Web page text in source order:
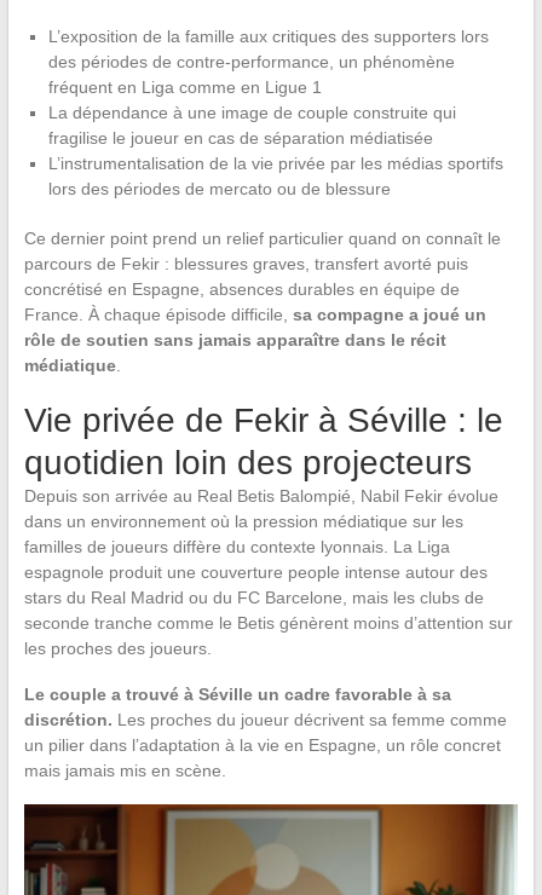
L’exposition de la famille aux critiques des supporters lors
des périodes de contre-performance, un phénomène
fréquent en Liga comme en Ligue 1
La dépendance à une image de couple construite qui
fragilise le joueur en cas de séparation médiatisée
L’instrumentalisation de la vie privée par les médias sportifs
lors des périodes de mercato ou de blessure
Ce dernier point prend un relief particulier quand on connaît le
parcours de Fekir : blessures graves, transfert avorté puis
concrétisé en Espagne, absences durables en équipe de
France. À chaque épisode difficile, sa compagne a joué un
rôle de soutien sans jamais apparaître dans le récit
médiatique.
Vie privée de Fekir à Séville : le
quotidien loin des projecteurs
Depuis son arrivée au Real Betis Balompié, Nabil Fekir évolue
dans un environnement où la pression médiatique sur les
familles de joueurs diffère du contexte lyonnais. La Liga
espagnole produit une couverture people intense autour des
stars du Real Madrid ou du FC Barcelone, mais les clubs de
seconde tranche comme le Betis génèrent moins d’attention sur
les proches des joueurs.
Le couple a trouvé à Séville un cadre favorable à sa
discrétion. Les proches du joueur décrivent sa femme comme
un pilier dans l’adaptation à la vie en Espagne, un rôle concret
mais jamais mis en scène.